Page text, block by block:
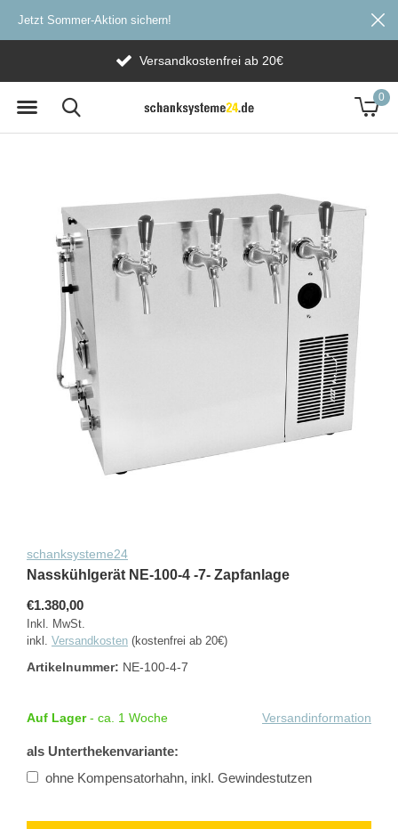
0
Versandkostenfrei ab 20€
Jetzt Sommer-Aktion sichern!
schanksysteme24
Nasskühlgerät NE-100-4 -7- Zapfanlage
€1.380,00
Inkl. MwSt.
inkl. Versandkosten (kostenfrei ab 20€)
Artikelnummer: NE-100-4-7
Auf Lager- ca. 1 Woche Versandinformation
als Unterthekenvariante:
ohne Kompensatorhahn, inkl. Gewindestutzen